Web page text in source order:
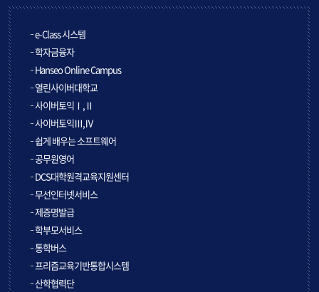
e-Class 시스템
학자금융자
Hanseo Online Campus
열린사이버대학교
사이버토익Ⅰ,Ⅱ
사이버토익Ⅲ,Ⅳ
쉽게 배우는 소프트웨어
공무원영어
DCS대학원격교육지원센터
무선인터넷서비스
제증명발급
학부모서비스
통학버스
프리즘교육기반통합시스템
산학협력단